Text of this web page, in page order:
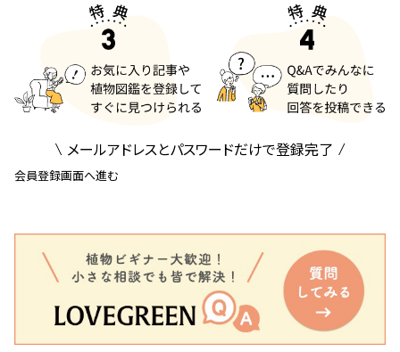
メールアドレスとパスワードだけで登録完了
会員登録画面へ進む